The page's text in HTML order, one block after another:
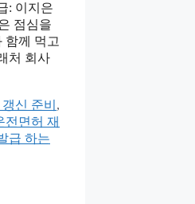
: 이지은
점심을
함께 먹고
처 회사
신 준비 ,
전면허 재
급 하는